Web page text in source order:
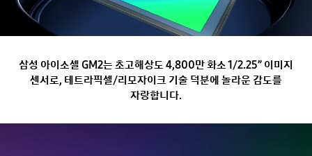
삼성 아이소셀 GM2는초고해상도4,800만 화소 1/2.25” 이미지
센서로, 테트라픽셀/리모자이크 기술 덕분에 놀라운 감도를
자랑합니다.